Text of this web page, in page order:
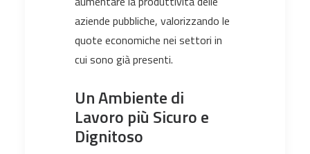
aziende pubbliche, valorizzando le
quote economiche nei settori in
cui sono già presenti.
Un Ambiente di
Lavoro più Sicuro e
Dignitoso